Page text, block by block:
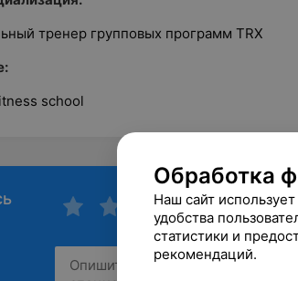
тренер групповых программ TRX
school
Обработка
Наш сайт
удобства
статистики и
рекомендаций.